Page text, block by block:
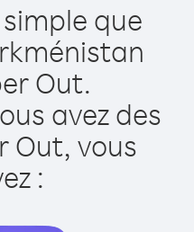
que
Out.
avez des
Out, vous
: